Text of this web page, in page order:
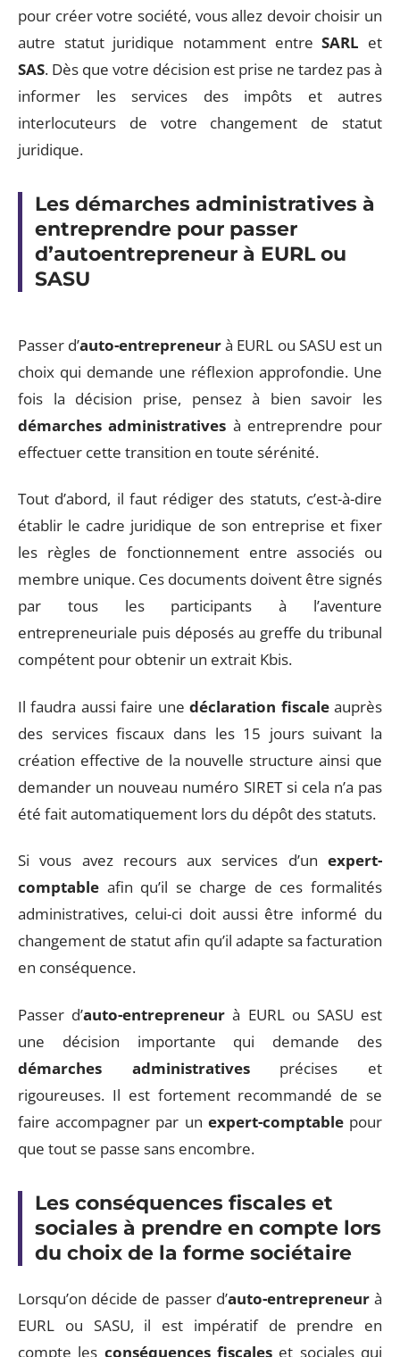
pour créer votre société, vous allez devoir choisir un
autre statut juridique notamment entreSARL et
SAS. Dès que votre décision est prise ne tardez pas à
informer les services des impôts et autres
interlocuteurs de votre changement de statut
juridique.
Les démarches administratives à
entreprendre pour passer
d’autoentrepreneur à EURL ou
SASU
Passer d’auto-entrepreneurà EURL ou SASU est un
choix qui demande une réflexion approfondie. Une
fois la décision prise, pensez à bien savoir les
démarches administratives à entreprendre pour
effectuer cette transition en toute sérénité.
Tout d’abord, il faut rédiger des statuts, c’est-à-dire
établir le cadre juridique de son entreprise et fixer
les règles de fonctionnement entre associés ou
membre unique. Ces documents doivent être signés
par tous les participants à l’aventure
entrepreneuriale puis déposés au greffe du tribunal
compétent pour obtenir un extrait Kbis.
Il faudra aussi faire unedéclaration fiscaleauprès
des services fiscaux dans les 15 jours suivant la
création effective de la nouvelle structure ainsi que
demander un nouveau numéro SIRET si cela n’a pas
été fait automatiquement lors du dépôt des statuts.
Si vous avez recours aux services d’un expert-
comptable afin qu’il se charge de ces formalités
administratives, celui-ci doit aussi être informé du
changement de statut afin qu’il adapte sa facturation
en conséquence.
Passer d’auto-entrepreneur à EURL ou SASU est
une décision importante qui demande des
démarches administrativesprécises et
rigoureuses. Il est fortement recommandé de se
faire accompagner par un expert-comptablepour
que tout se passe sans encombre.
Les conséquences fiscales et
sociales à prendre en compte lors
du choix de la forme sociétaire
Lorsqu’on décide de passer d’auto-entrepreneurà
EURL ou SASU, il est impératif de prendre en
compte les conséquences fiscales et sociales qui